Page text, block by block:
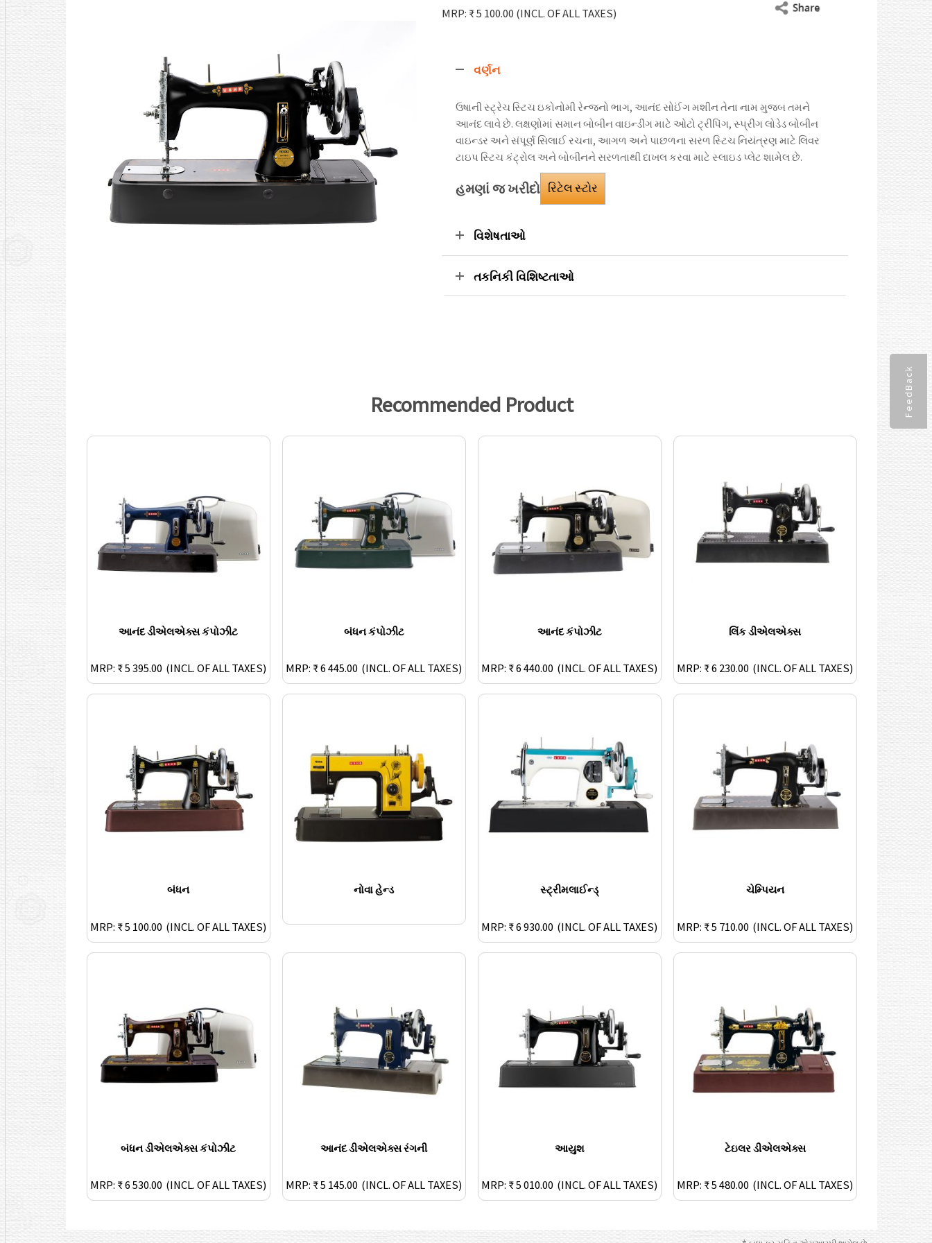
FeedBack
MRP: ₹ 5 100.00 (INCL. OF ALL TAXES)
k
i
r
h
p
p
વર્ણન
ઉષાની સ્ટ્રેચ સ્ટિચ ઇકોનોમી રેન્જનો ભાગ, આનંદ સોઈંગ મશીન તેના નામ મુજબ તમને
આનંદ લાવે છે. લક્ષણોમાં સમાન બોબીન વાઇન્ડીંગ માટે ઓટો ટ્રીપિંગ, સ્પ્રીંગ લોડેડ બોબીન
વાઇન્ડર અને સંપૂર્ણ સિલાઈ રચના, આગળ અને પાછળના સરળ સ્ટિચ નિયંત્રણ માટે લિવર
ટાઇપ સ્ટિચ કંટ્રોલ અને બોબીનને સરળતાથી દાખલ કરવા માટે સ્લાઇડ પ્લેટ શામેલ છે.
હમણાં જ ખરીદો રિટેલ સ્ટોર
વિશેષતાઓ
તકનિકી વિશિષ્ટતાઓ
Recommended Product
આનંદ ડીએલએક્સ કંપોઝીટ
MRP: ₹ 5 395.00 (INCL. OF ALL TAXES)
બંધન કંપોઝીટ
MRP: ₹ 6 445.00 (INCL. OF ALL TAXES)
આનંદ કંપોઝીટ
MRP: ₹ 6 440.00 (INCL. OF ALL TAXES)
લિંક ડીએલએક્સ
MRP: ₹ 6 230.00 (INCL. OF ALL TAXES)
બંધન
MRP: ₹ 5 100.00 (INCL. OF ALL TAXES)
નોવા હેન્ડ સ્ટ્રીમલાઈન્ડ્
MRP: ₹ 6 930.00 (INCL. OF ALL TAXES)
ચેમ્પિયન
MRP: ₹ 5 710.00 (INCL. OF ALL TAXES)
બંધન ડીએલએક્સ કંપોઝીટ
MRP: ₹ 6 530.00 (INCL. OF ALL TAXES)
આનંદ ડીએલએક્સ રંગની
MRP: ₹ 5 145.00 (INCL. OF ALL TAXES)
આયુશ
MRP: ₹ 5 010.00 (INCL. OF ALL TAXES)
ટેઇલર ડીએલએક્સ
MRP: ₹ 5 480.00 (INCL. OF ALL TAXES)